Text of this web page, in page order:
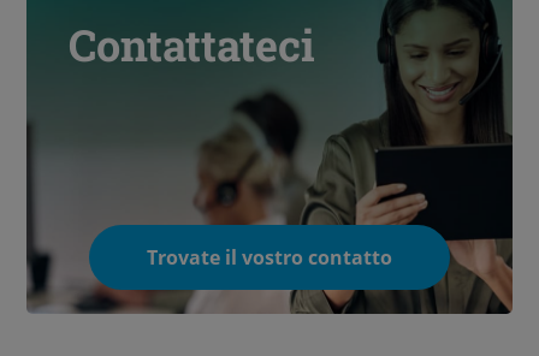
Contattateci
Trovate il vostro contatto